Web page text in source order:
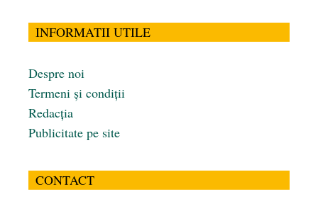
INFORMATII UTILE
Despre noi
Termeni și condiții
Redacția
Publicitate pe site
CONTACT